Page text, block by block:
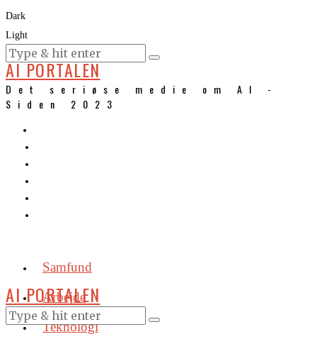
Dark
Light
KURSER
AI PORTALEN
Det seriøse medie om AI -
Siden 2023
Samfund
Arbejde
Teknologi
AI PORTALEN